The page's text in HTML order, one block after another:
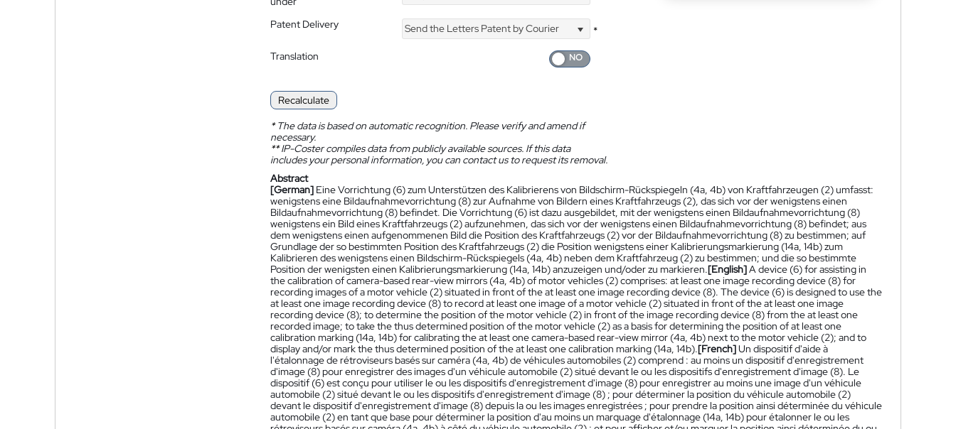
Patent Delivery Send the Letters Patent by Courier
*
Translation
Recalculate
*The data is based on automatic recognition. Please verify and amend if
necessary.
**IP-Coster compiles data from publicly available sources. If this data
includes your personal information, you can contact us to request its removal.
Abstract
[German] Eine Vorrichtung (6) zum Unterstützen des Kalibrierens von Bildschirm-Rückspiegeln (4a, 4b) von Kraftfahrzeugen (2) umfasst:
wenigstens eine Bildaufnahmevorrichtung (8) zur Aufnahme von Bildern eines Kraftfahrzeugs (2), das sich vor der wenigstens einen
Bildaufnahmevorrichtung (8) befindet. Die Vorrichtung (6) ist dazu ausgebildet, mit der wenigstens einen Bildaufnahmevorrichtung (8)
wenigstens ein Bild eines Kraftfahrzeugs (2) aufzunehmen, das sich vor der wenigstens einen Bildaufnahmevorrichtung (8) befindet; aus
dem wenigstens einen aufgenommenen Bild die Position des Kraftfahrzeugs (2) vor der Bildaufnahmevorrichtung (8) zu bestimmen; auf
Grundlage der so bestimmten Position des Kraftfahrzeugs (2) die Position wenigstens einer Kalibrierungsmarkierung (14a, 14b) zum
Kalibrieren des wenigstens einen Bildschirm-Rückspiegels (4a, 4b) neben dem Kraftfahrzeug (2) zu bestimmen; und die so bestimmte
Position der wenigsten einen Kalibrierungsmarkierung (14a, 14b) anzuzeigen und/oder zu markieren.[English]A device (6) for assisting in
the calibration of camera-based rear-view mirrors (4a, 4b) of motor vehicles (2) comprises: at least one image recording device (8) for
recording images of a motor vehicle (2) situated in front of the at least one image recording device (8). The device (6) is designed to use the
at least one image recording device (8) to record at least one image of a motor vehicle (2) situated in front of the at least one image
recording device (8); to determine the position of the motor vehicle (2) in front of the image recording device (8) from the at least one
recorded image; to take the thus determined position of the motor vehicle (2) as a basis for determining the position of at least one
calibration marking (14a, 14b) for calibrating the at least one camera-based rear-view mirror (4a, 4b) next to the motor vehicle (2); and to
display and/or mark the thus determined position of the at least one calibration marking (14a, 14b).[French]Un dispositif d'aide à
l'étalonnage de rétroviseurs basés sur caméra (4a, 4b) de véhicules automobiles (2) comprend : au moins un dispositif d'enregistrement
d'image (8) pour enregistrer des images d'un véhicule automobile (2) situé devant le ou les dispositifs d'enregistrement d'image (8). Le
dispositif (6) est conçu pour utiliser le ou les dispositifs d'enregistrement d'image (8) pour enregistrer au moins une image d'un véhicule
automobile (2) situé devant le ou les dispositifs d'enregistrement d'image (8) ; pour déterminer la position du véhicule automobile (2)
devant le dispositif d'enregistrement d'image (8) depuis la ou les images enregistrées ; pour prendre la position ainsi déterminée du véhicule
automobile (2) en tant que base pour déterminer la position d'au moins un marquage d'étalonnage (14a, 14b) pour étalonner le ou les